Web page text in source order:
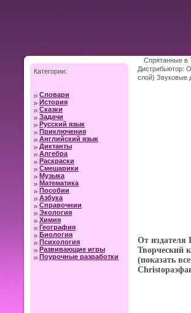
Категории:
Словари
История
Сказки
Задачи
Русский язык
Приключения
Английский язык
Диктанты
Алгебра
Раскраски
Смешарики
Музыка
Математика
Пособии
Азбука
Справочнии
Экология
Химия
География
Биология
Психология
Развивающие игры
Поурочные разработки
Спрятанные в
Дистрибьютор:
слой) Звуковые
От
Творческий
(показать